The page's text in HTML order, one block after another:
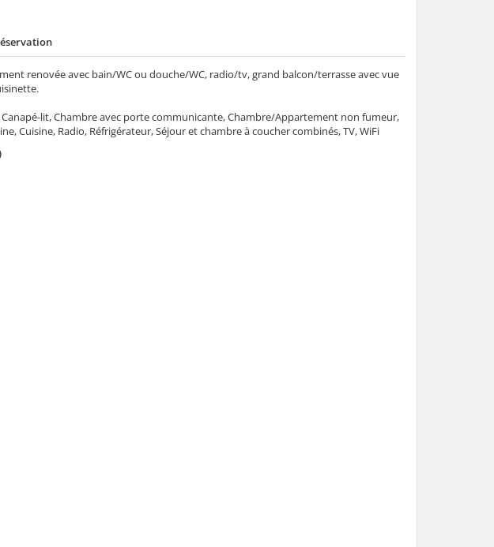
renovée avec bain/WC ou douche/WC, radio/tv, grand balcon/terrasse avec vue
lit, Chambre avec porte communicante, Chambre/Appartement non fumeur,
Cuisine, Radio, Réfrigérateur, Séjour et chambre à coucher combinés, TV, WiFi